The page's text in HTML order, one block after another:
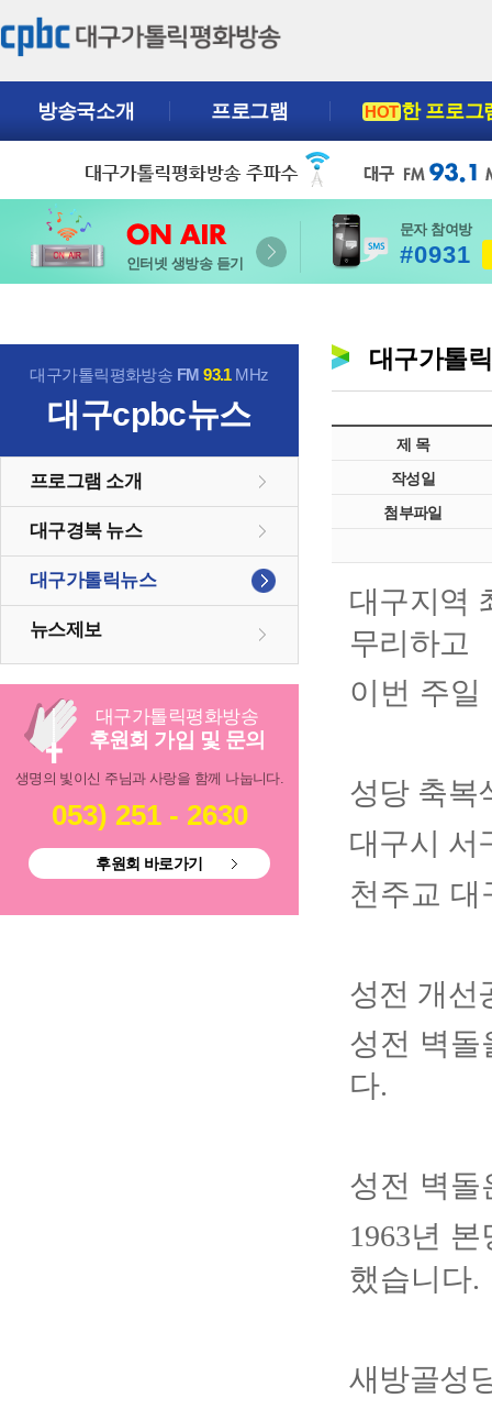
방송국소개 프로그램 HOT한 프로그
인터넷 생방송 듣기
문자 참여방
#0931
대구가톨릭평화방송 FM93.1MHz
대구cpbc뉴스
프로그램 소개
대구경북 뉴스
대구가톨릭뉴스
뉴스제보
대구가톨릭평화방송
후원회 가입 및 문의
생명의 빛이신 주님과 사랑을 함께 나눕니다.
053) 251 - 2630
후원회 바로가기
대구가톨
제 목
작성일
첨부파일
대구지역
무리하고
이번 주일
성당 축복
대구시 서
천주교
성전 개선
성전 벽돌
다.
성전 벽돌
1963년 본
했습니다.
새방골성